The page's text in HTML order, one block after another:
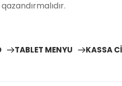
TABLET MENYU KASSA